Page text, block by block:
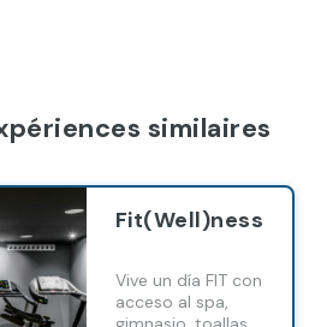
similaires
Fit(Well)ness
Vive un día FIT con
acceso al spa,